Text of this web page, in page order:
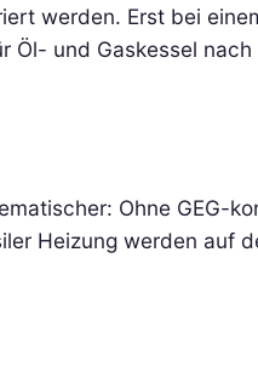
werden. Erst bei
und Gaskessel
Ohne GEG-
Heizung werden auf